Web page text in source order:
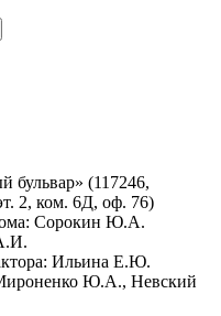
бульвар» (117246,
2, ком. 6Д, оф. 76)
Сорокин Ю.А.
Ильина Е.Ю.
Мироненко Ю.А., Невский